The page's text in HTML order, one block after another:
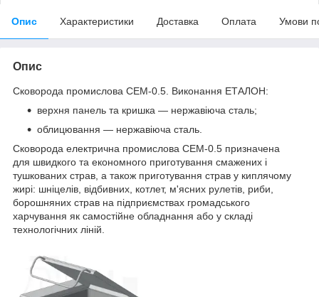
Опис Характеристики Доставка Оплата Умови
Опис
Сковорода промислова СЕМ-0.5. Виконання ЕТАЛОН:
верхня панель та кришка — нержавіюча сталь;
облицювання — нержавіюча сталь.
Сковорода електрична промислова СЕМ-0.5 призначена
для швидкого та економного приготування смажених і
тушкованих страв, а також приготування страв у киплячому
жирі: шніцелів, відбивних, котлет, м'ясних рулетів, риби,
борошняних страв на підприємствах громадського
харчування як самостійне обладнання або у складі
технологічних ліній.